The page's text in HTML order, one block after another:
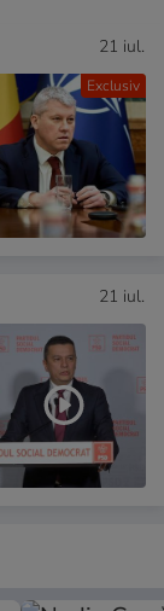
Exclusiv
21 iul.
21 iul.